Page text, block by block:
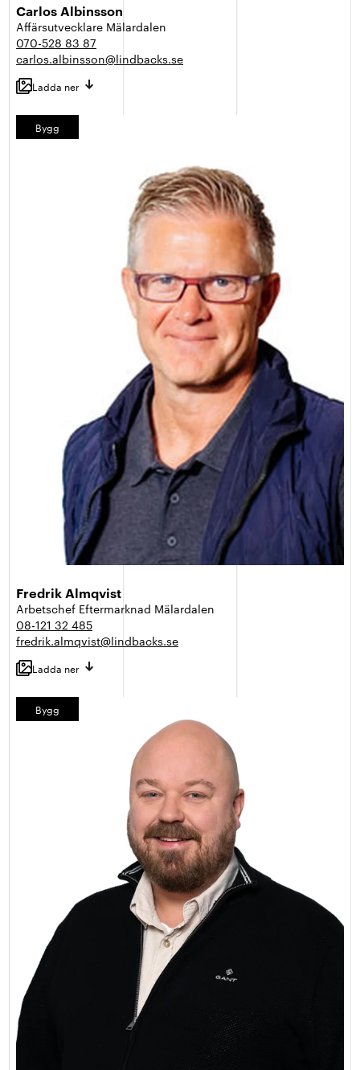
Carlos Albinsson
Affärsutvecklare Mälardalen
070-528 83 87
carlos.albinsson@lindbacks.se
Ladda ner
Bygg
Fredrik Almqvist
Arbetschef Eftermarknad Mälardalen
08-121 32 485
fredrik.almqvist@lindbacks.se
Ladda ner
Bygg